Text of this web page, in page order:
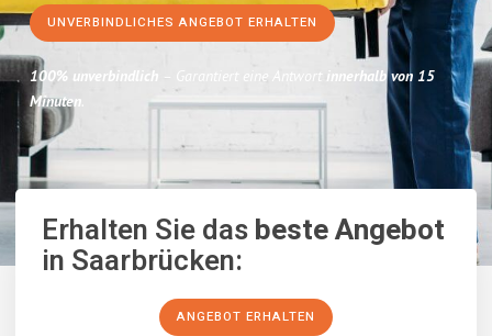
UNVERBINDLICHES ANGEBOT ERHALTEN
100% unverbindlich – Garantiert eine Antwort innerhalb von 15
Minuten.
Erhalten Sie dasbeste Angebot
in Saarbrücken:
ANGEBOT ERHALTEN